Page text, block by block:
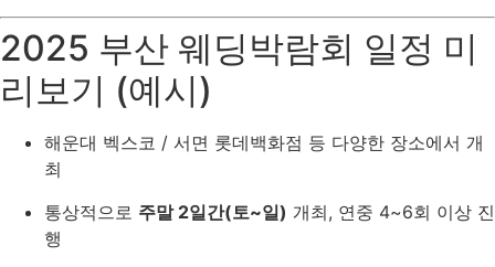
2025 부산 웨딩박람회 일정 미
리보기 (예시)
해운대 벡스코 / 서면 롯데백화점 등 다양한 장소에서 개
최
통상적으로 주말 2일간(토~일) 개최, 연중 4~6회 이상 진
행